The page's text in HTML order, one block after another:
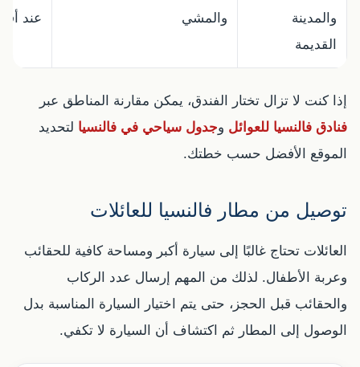
والمدينة
القديمة
والمشي
عند
إذا كنت لا تزال تختار الفندق، يمكن مقارنة المناطق عبر
فنادق فالنسيا للعوائل وجدول سياحي في فالنسيا لتحديد
الموقع الأفضل حسب خطتك.
توصيل من مطار فالنسيا للعائلات
العائلات تحتاج غالبًا إلى سيارة أكبر ومساحة كافية للحقائب
وعربة الأطفال. لذلك من المهم إرسال عدد الركاب
والحقائب قبل الحجز، حتى يتم اختيار السيارة المناسبة بدل
الوصول إلى المطار ثم اكتشاف أن السيارة لا تكفي.